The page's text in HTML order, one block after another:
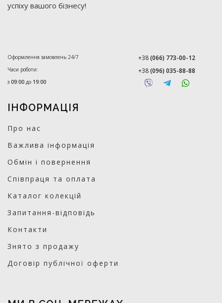
успіху вашого бізнесу!
Оформлення замовлень 24/7
Часи роботи:
з 09:00 до 19:00
+38(066) 773-00-12
+38(096) 035-88-88
ІНФОРМАЦІЯ
Про нас
Важлива інформація
Обмін і повернення
Співпраця та оплата
Каталог колекцій
Запитання-відповідь
Контакти
Знято з продажу
Договір публічної оферти